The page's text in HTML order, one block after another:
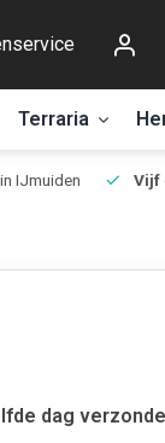
Terraria
in IJmuiden Vijf
dag